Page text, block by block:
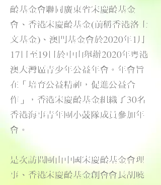
齡基金會聯同廣東省宋慶齡基金
會、香港宋慶齡基金(前稱香港洛士
文基金)、澳門基金會於2020年1月
17日至19日於中山舉辦2020年粵港
澳大灣區青少年公益年會。年會旨
在「培育公益精神，促進公益合
作」，香港宋慶齡基金組織了30名
香港海事青年團小鼓隊成員參加年
會。
是次訪問團由中國宋慶齡基金會理
事、香港宋慶齡基金創會會長胡曉